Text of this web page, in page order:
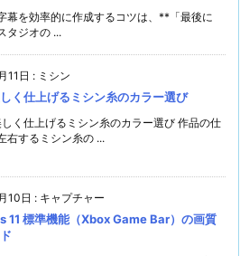
幕を効率的に作成するコツは、**「最後に
タジオの ...
11日 : ミシン
く仕上げるミシン糸のカラー選び
く仕上げるミシン糸のカラー選び 作品の仕
右するミシン糸の ...
10日 : キャプチャー
11 標準機能（Xbox Game Bar）の画質